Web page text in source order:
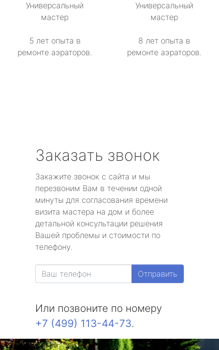
Универсальный
мастер
5 лет опыта в
ремонте аэраторов.
Универсальный
мастер
8 лет опыта в
ремонте аэраторов.
Заказать звонок
Закажите звонок с сайта и мы
перезвоним Вам в течении одной
минуты для согласования времени
визита мастера на дом и более
детальной консультации решения
Вашей проблемы и стоимости по
телефону.
Отправить
Или позвоните по номеру
+7 (499) 113-44-73.